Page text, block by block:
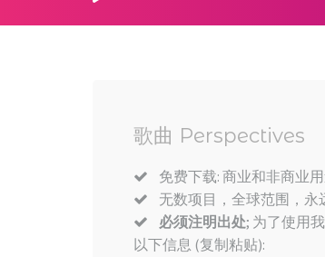
歌曲 Perspectives
免费下载: 商业和非商业用
无数项目，全球范围，永
必须注明出处; 为了使用
以下信息 (复制粘贴):